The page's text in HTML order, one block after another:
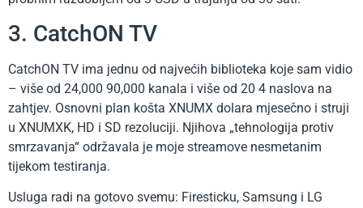
3. CatchON TV
CatchON TV ima jednu od najvećih biblioteka koje sam vidio
– više od 24,000 90,000 kanala i više od 20 4 naslova na
zahtjev. Osnovni plan košta XNUMX dolara mjesečno i struji
u XNUMXK, HD i SD rezoluciji. Njihova „tehnologija protiv
smrzavanja“ održavala je moje streamove nesmetanim
tijekom testiranja.
Usluga radi na gotovo svemu: Firesticku, Samsung i LG